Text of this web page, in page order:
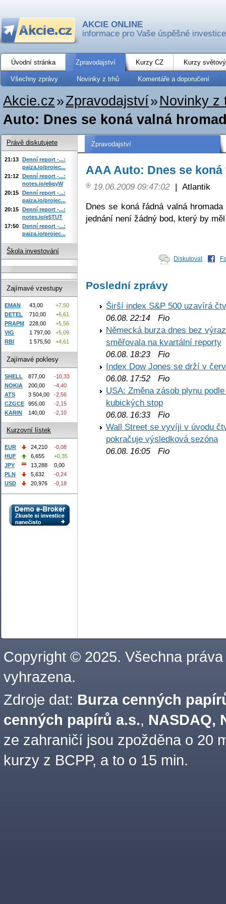
AKCIE ONLINE
informace pro Vaše úspěšné investice
Úvodní stránka Zpravodajství Kurzy CZ Kurzy
Všechny zprávy Novinky z trhů Komentáře a doporučení
Akcie.cz»Zpravodajství» Novinky z
Auto: Dnes se koná valná
Zpravodajství
AAA Auto: Dnes se
19.06.2009 09:47:02 | Atlantik
Dnes se koná řádná valná
jednání není žádný bod, který by
Diskutovat
Poslední zprávy
Širší index S&P 500 uzavírá
06.08. 22:14 Fio
Německá burza dnes bez
směřovala na kvartální reporty
06.08. 18:23 Fio
Index Dow Jones se drží v
06.08. 17:52 Fio
USA: Změna zásob plynu
kubických stop
06.08. 16:33 Fio
Wall Street se vyvíji v úvodu
pokračuje výsledková sezóna
06.08. 16:05 Fio
Právě diskutujete
21:13 Denní report -...:
paiza.io/projec...
21:12 Denní report -...:
notes.io/e6qyW
20:15 Denní report -...:
paiza.io/projec...
20:15 Denní report -...:
notes.io/e5TUT
17:50 Denní report -...:
paiza.io/projec...
Škola investování
Zajímavé vzestupy
EMAN 43,00
+7,50
DETEL
710,00
+6,61
PRAPM
228,00
+5,56
VIG
1 797,00
+5,09
RBI
1 575,50 +4,61
Zajímavé poklesy
SHELL 877,00
-10,33
NOKIA
200,00
-4,40
ATS
3 504,00
-2,56
CZGCE
955,00
-2,15
KARIN
140,00 -2,10
Kurzovní lístek
EUR 24,210
-0,08
HUF
6,655
+0,35
JPY
13,288
0,00
PLN
5,632
-0,24
USD
20,976 -0,18
Copyright © 2025. Všechna práva
vyhrazena.
Zdroje dat: Burza cenných
cenných papírů a.s., NASDAQ,
ze zahraničí jsou zpožděna o 20
kurzy z BCPP, a to o 15 min.